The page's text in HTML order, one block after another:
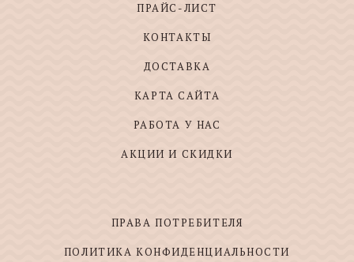
ПРАЙС-ЛИСТ
КОНТАКТЫ
ДОСТАВКА
КАРТА САЙТА
РАБОТА У НАС
АКЦИИ И СКИДКИ
ПРАВА ПОТРЕБИТЕЛЯ
ПОЛИТИКА КОНФИДЕНЦИАЛЬНОСТИ